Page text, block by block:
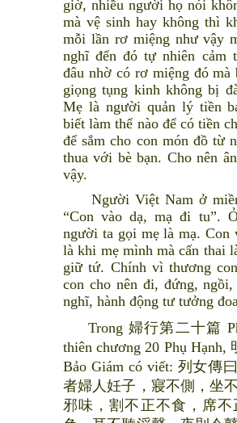
giờ, nhiều người họ nói
mà vệ sinh hay không thì
mỗi lần rơ miệng như vậy
nghĩ đến đó tự nhiên cảm
đâu nhờ có rơ miệng đó
giọng tụng kinh không bị
Mẹ là người quản lý tiền
biết làm thế nào để có tiền
để sắm cho con món đồ từ
thua với bè bạn. Cho nên
vậy.
Người Việt Nam ở miền
“Con vào dạ, mạ đi tu”.
người ta gọi mẹ là mạ. Con
là khi mẹ mình mà cấn thai
giữ tứ. Chính vì thương
con cho nên đi, đứng,
nghĩ, hành động tư tưởng
Trong 婦行第二十篇
thiên chương 20 Phụ Hạnh,
Bảo Giám có viết: 列女傳
者婦人妊子，寢不側，坐
邪味，割不正不食，席